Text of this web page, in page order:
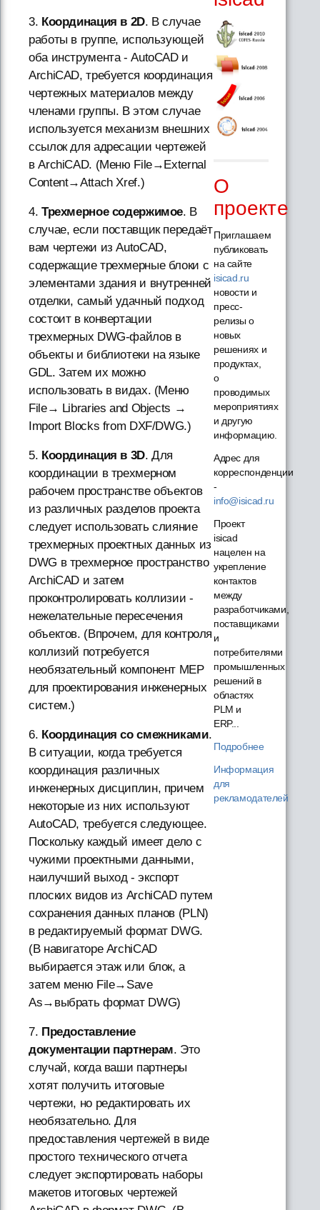
3. Координация в 2D. В случае
работы в группе, использующей
оба инструмента - AutoCAD и
ArchiCAD, требуется координация
чертежных материалов между
членами группы. В этом случае
используется механизм внешних
ссылок для адресации чертежей
в ArchiCAD. (Меню File→External
Content→Attach Xref.)
4. Трехмерное содержимое. В
случае, если поставщик передаёт
вам чертежи из AutoCAD,
содержащие трехмерные блоки с
элементами здания и внутренней
отделки, самый удачный подход
состоит в конвертации
трехмерных DWG-файлов в
объекты и библиотеки на языке
GDL. Затем их можно
использовать в видах. (Меню
File→ Libraries and Objects →
Import Blocks from DXF/DWG.)
5. Координация в 3D. Для
координации в трехмерном
рабочем пространстве объектов
из различных разделов проекта
следует использовать слияние
трехмерных проектных данных из
DWG в трехмерное пространство
ArchiCAD и затем
проконтролировать коллизии -
нежелательные пересечения
объектов. (Впрочем, для контроля
коллизий потребуется
необязательный компонент MEP
для проектирования инженерных
систем.)
6. Координация со смежниками.
В ситуации, когда требуется
координация различных
инженерных дисциплин, причем
некоторые из них используют
AutoCAD, требуется следующее.
Поскольку каждый имеет дело с
чужими проектными данными,
наилучший выход - экспорт
плоских видов из ArchiCAD путем
сохранения данных планов (PLN)
в редактируемый формат DWG.
(В навигаторе ArchiCAD
выбирается этаж или блок, а
затем меню File→Save
As→выбрать формат DWG)
7. Предоставление
документации партнерам. Это
случай, когда ваши партнеры
хотят получить итоговые
чертежи, но редактировать их
необязательно. Для
предоставления чертежей в виде
простого технического отчета
следует экспортировать наборы
макетов итоговых чертежей
О
проекте
Приглашаем
публиковать
на сайте
isicad.ru
новости и
пресс-
релизы о
новых
решениях и
продуктах,
о
проводимых
мероприятиях
и другую
информацию.
Адрес для
корреспонденции
-
info@isicad.ru
Проект
isicad
нацелен на
укрепление
контактов
между
разработчиками,
поставщиками
и
потребителями
промышленных
решений в
областях
PLM и
ERP...
Подробнее
Информация
для
рекламодателей